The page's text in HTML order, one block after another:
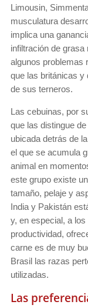
Limousin,
musculatura
implica una
infiltración de
algunos problemas
que las británicas y
de sus terneros.
Las cebuinas, por
que las distingue
ubicada detrás de
el que se acumula
animal en
este grupo existe
tamaño, pelaje y
India y Pakistán
y, en especial, a
productividad,
carne es de muy
Brasil las razas
utilizadas.
Las